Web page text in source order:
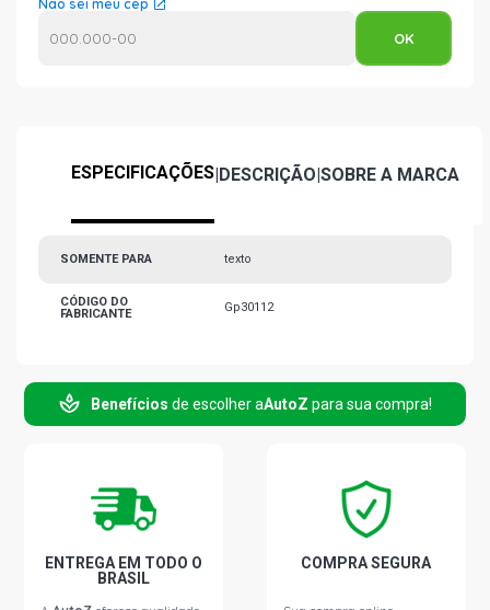
Não sei meu cep
ESPECIFICAÇÕES|DESCRIÇÃO|SOBRE A MARCA
SOMENTE PARA texto
CÓDIGO DO
FABRICANTE
Gp30112
Benefícios de escolher aAutoZ para sua compra!
ENTREGA EM TODO O
BRASIL
COMPRA SEGURA